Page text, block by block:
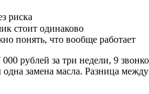
риска
стоит одинаково
понять, что вообще работает
рублей за три недели, 9
замена масла. Разница